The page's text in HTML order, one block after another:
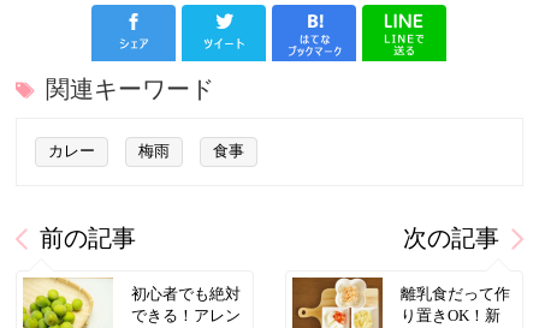
関連キーワード
カレー 梅雨 食事
前の記事
初心者でも絶対
できる！アレン
次の記事
離乳食だって作
り置きOK！新